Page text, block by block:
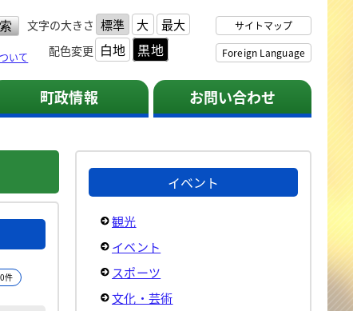
文字の大きさ 標準 大 最大
配色変更 白地 黒地
サイトマップ
Foreign Language
いて
町政情報 お問い合わせ
件
イベント
観光
イベント
スポーツ
文化・芸術